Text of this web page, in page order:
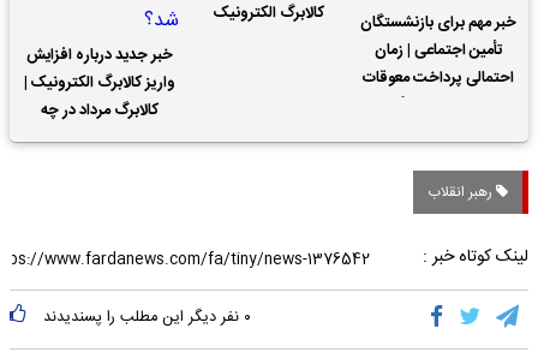
خبر مهم برای بازنشستگان
تأمین اجتماعی | زمان
احتمالی پرداخت معوقات
کالابرگ الکترونیک
خبر جدید درباره افزایش
واریز کالابرگ الکترونیک |
کالابرگ مرداد در چه
تاریخی واریز خواهد شد؟
رهبر انقلاب
لینک کوتاه خبر :
۰ نفر دیگر این مطلب را پسندیدند